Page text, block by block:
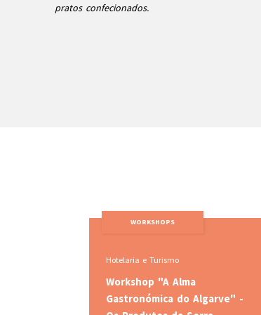
pratos confecionados.
WORKSHOPS
Hotelaria e Turismo
Cocktails & Gin Masterclass